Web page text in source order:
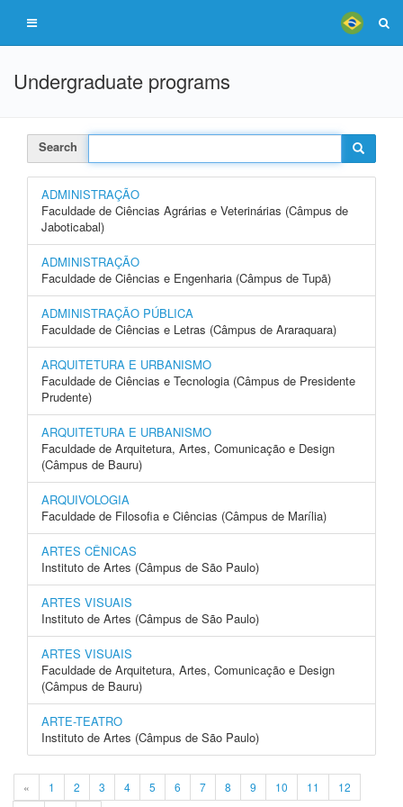
Undergraduate programs
Search
ADMINISTRAÇÃO
Faculdade de Ciências Agrárias e Veterinárias (Câmpus de
Jaboticabal)
ADMINISTRAÇÃO
Faculdade de Ciências e Engenharia (Câmpus de Tupã)
ADMINISTRAÇÃO PÚBLICA
Faculdade de Ciências e Letras (Câmpus de Araraquara)
ARQUITETURA E URBANISMO
Faculdade de Ciências e Tecnologia (Câmpus de Presidente
Prudente)
ARQUITETURA E URBANISMO
Faculdade de Arquitetura, Artes, Comunicação e Design
(Câmpus de Bauru)
ARQUIVOLOGIA
Faculdade de Filosofia e Ciências (Câmpus de Marília)
ARTES CÊNICAS
Instituto de Artes (Câmpus de São Paulo)
ARTES VISUAIS
Instituto de Artes (Câmpus de São Paulo)
ARTES VISUAIS
Faculdade de Arquitetura, Artes, Comunicação e Design
(Câmpus de Bauru)
ARTE-TEATRO
Instituto de Artes (Câmpus de São Paulo)
« 1 2 3 4 5 6 7 8 9 10 11
12